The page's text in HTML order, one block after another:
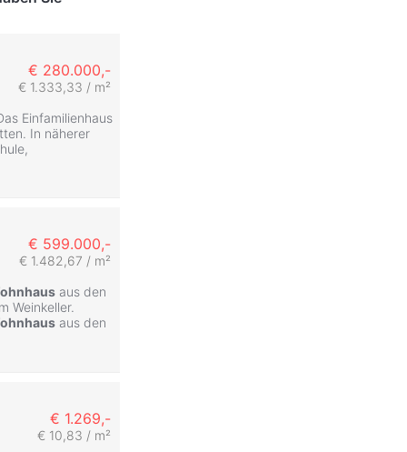
€ 280.000,-
€ 1.333,33 / m²
Einfamilienhaus
In näherer
€ 599.000,-
€ 1.482,67 / m²
aus den
Weinkeller.
aus den
€ 1.269,-
€ 10,83 / m²